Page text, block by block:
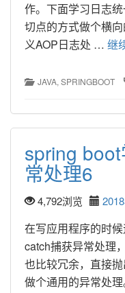
作。下面学习日志
切点的方式做个横
义AOP日志处 … 继
JAVA, SPRINGBOOT
spring
常处理6
4,792浏览
在写应用程序的时
catch捕获异常处理
也比较冗余，直接
做个通用的异常处